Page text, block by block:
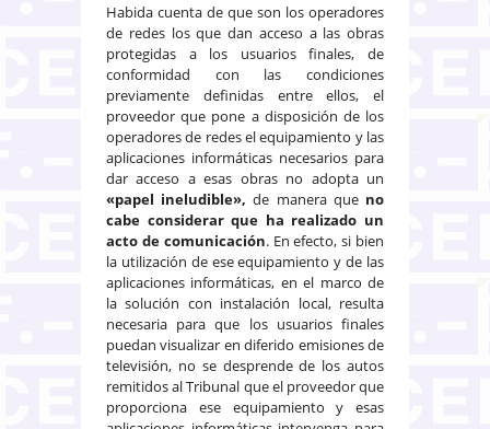
Habida cuenta de que son los operadores
de redes los que dan acceso a las obras
protegidas a los usuarios finales, de
conformidad con las condiciones
previamente definidas entre ellos, el
proveedor que pone a disposición de los
operadores de redes el equipamiento y las
aplicaciones informáticas necesarios para
dar acceso a esas obras no adopta un
«papel ineludible», de manera que no
cabe considerar que ha realizado un
acto de comunicación. En efecto, si bien
la utilización de ese equipamiento y de las
aplicaciones informáticas, en el marco de
la solución con instalación local, resulta
necesaria para que los usuarios finales
puedan visualizar en diferido emisiones de
televisión, no se desprende de los autos
remitidos al Tribunal que el proveedor que
proporciona ese equipamiento y esas